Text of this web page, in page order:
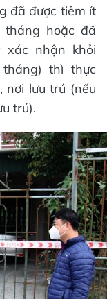
đã được tiêm ít
hoặc đã
xác nhận khỏi
thì thực
lưu trú (nếu
trú).